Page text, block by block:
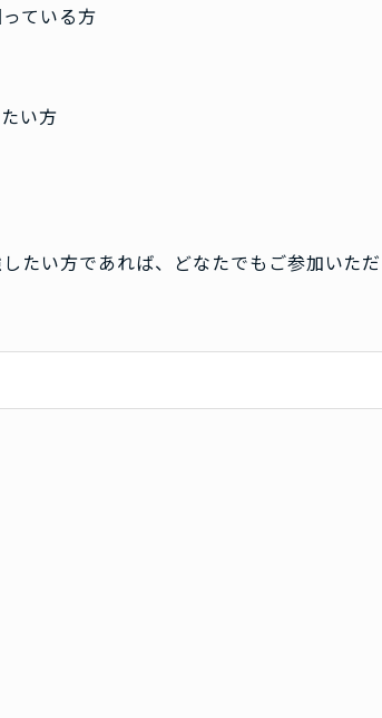
ている方
い方
たい方であれば、どなたでもご参加いただ